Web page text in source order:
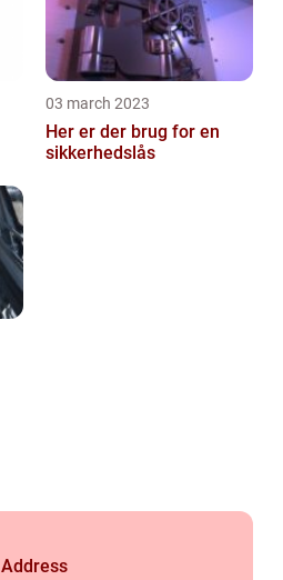
03 march 2023
Her er der brug for en
sikkerhedslås
Address